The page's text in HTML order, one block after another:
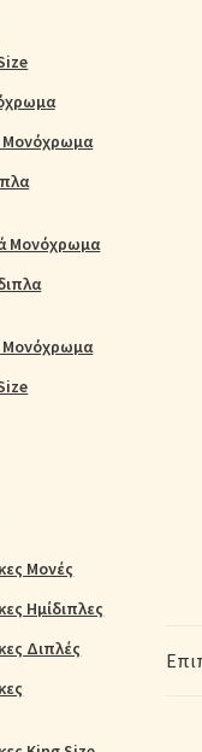
Μονόχρωμα
Μονόχρωμα
Μονόχρωμα
Μονές
Ημίδιπλες
Διπλές